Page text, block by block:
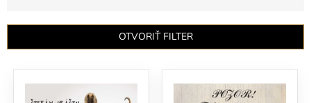
i
OTVORIŤ FILTER
V